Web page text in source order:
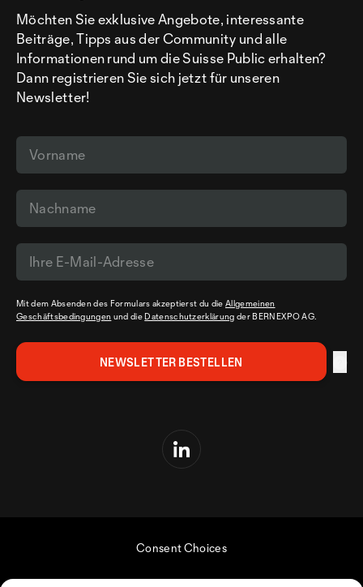
Möchten Sie exklusive Angebote, interessante
Beiträge, Tipps aus der Community und alle
Informationen rund um die Suisse Public erhalten?
Dann registrieren Sie sich jetzt für unseren
Newsletter!
Mit dem Absenden des Formulars akzeptierst du dieAllgemeinen
Geschäftsbedingungen und die Datenschutzerklärung der BERNEXPO AG.
Consent Choices